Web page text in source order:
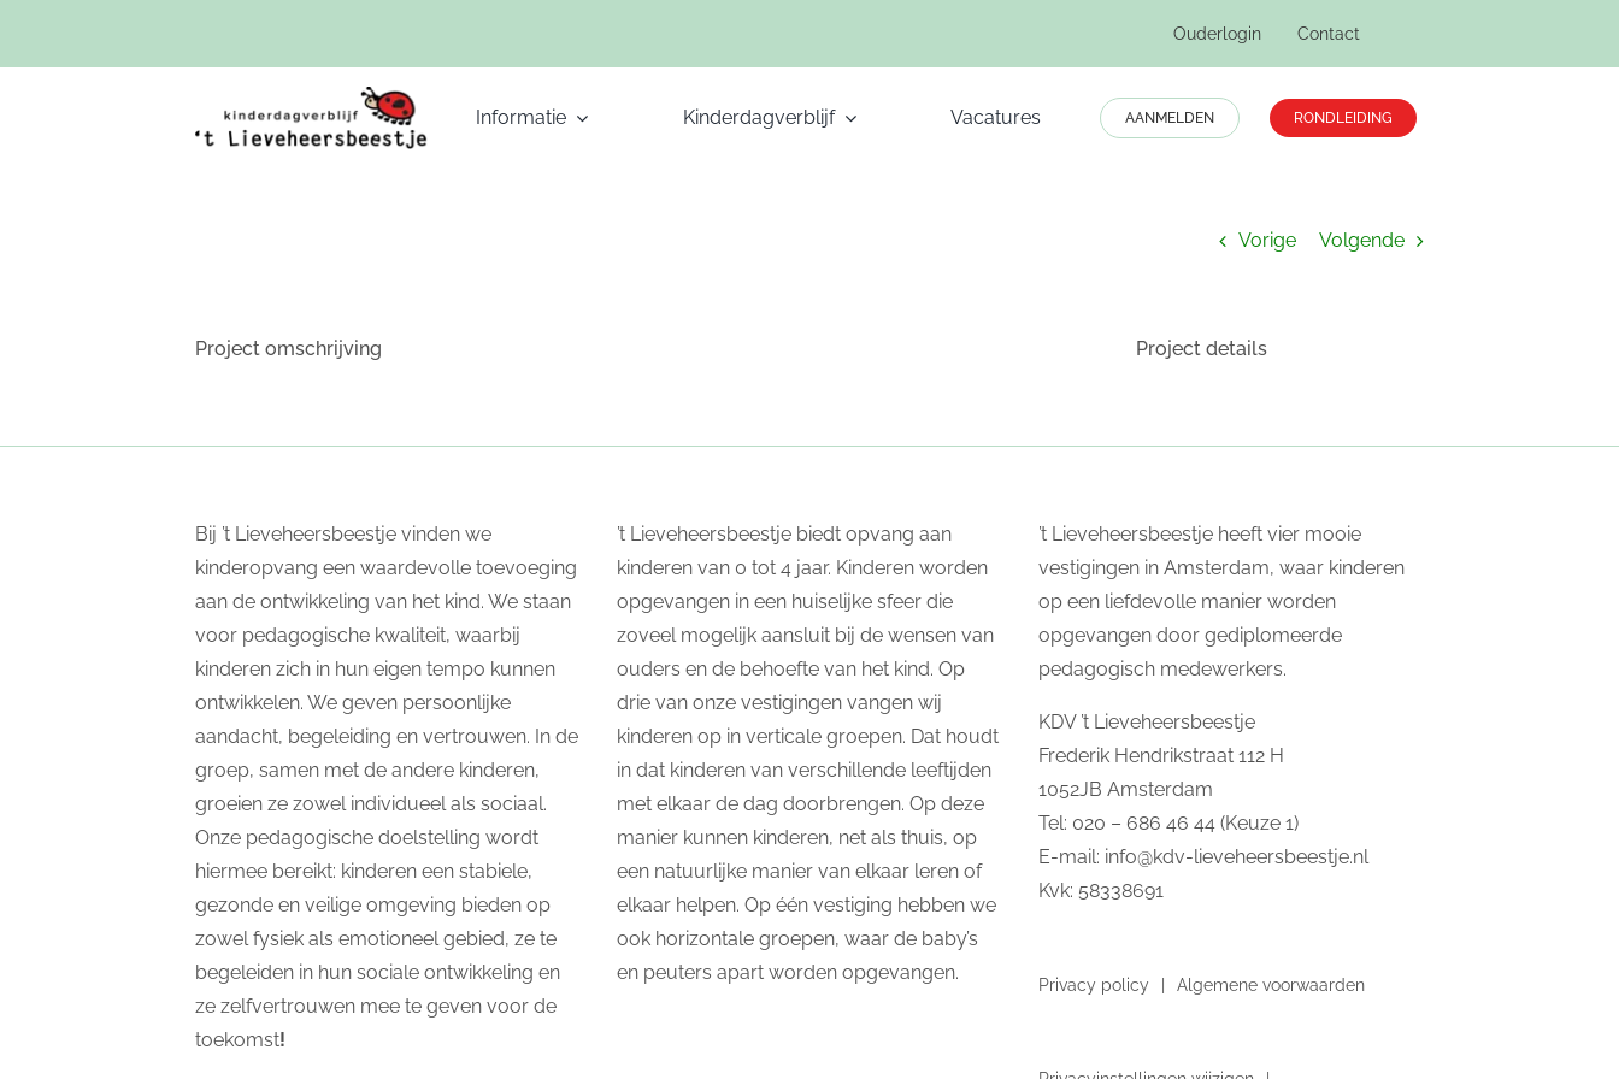
Ouderlogin Contact
Informatie Kinderdagverblijf Vacatures AANMELDEN RONDLEIDING
Vorige Volgende
Project omschrijving Project details
Bij ’t Lieveheersbeestje vinden we
kinderopvang een waardevolle toevoeging
aan de ontwikkeling van het kind. We staan
voor pedagogische kwaliteit, waarbij
kinderen zich in hun eigen tempo kunnen
ontwikkelen. We geven persoonlijke
aandacht, begeleiding en vertrouwen. In de
groep, samen met de andere kinderen,
groeien ze zowel individueel als sociaal.
Onze pedagogische doelstelling wordt
hiermee bereikt: kinderen een stabiele,
gezonde en veilige omgeving bieden op
zowel fysiek als emotioneel gebied, ze te
begeleiden in hun sociale ontwikkeling en
ze zelfvertrouwen mee te geven voor de
toekomst!
’t Lieveheersbeestje biedt opvang aan
kinderen van 0 tot 4 jaar. Kinderen worden
opgevangen in een huiselijke sfeer die
zoveel mogelijk aansluit bij de wensen van
ouders en de behoefte van het kind. Op
drie van onze vestigingen vangen wij
kinderen op in verticale groepen. Dat houdt
in dat kinderen van verschillende leeftijden
met elkaar de dag doorbrengen. Op deze
manier kunnen kinderen, net als thuis, op
een natuurlijke manier van elkaar leren of
elkaar helpen. Op één vestiging hebben we
ook horizontale groepen, waar de baby’s
en peuters apart worden opgevangen.
’t Lieveheersbeestje heeft vier mooie
vestigingen in Amsterdam, waar kinderen
op een liefdevolle manier worden
opgevangen door gediplomeerde
pedagogisch medewerkers.
KDV ’t Lieveheersbeestje
Frederik Hendrikstraat 112 H
1052JB Amsterdam
Tel: 020 – 686 46 44 (Keuze 1)
E-mail: info@kdv-lieveheersbeestje.nl
Kvk: 58338691
Privacy policy Algemene voorwaarden